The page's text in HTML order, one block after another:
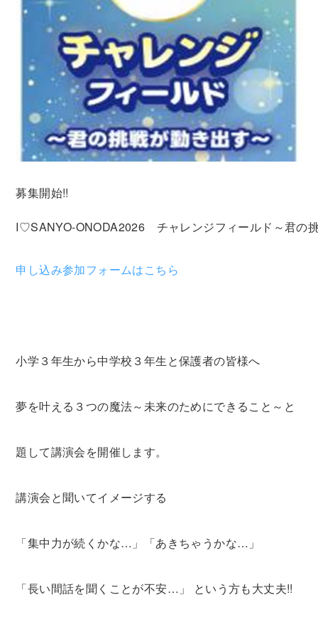
募集開始!!
I♡SANYO-ONODA2026　チャレンジフィールド～君の
申し込み参加フォームはこちら
小学３年生から中学校３年生と保護者の皆様へ
夢を叶える３つの魔法～未来のためにできること～と
題して講演会を開催します。
講演会と聞いてイメージする
「集中力が続くかな…」「あきちゃうかな…」
「長い間話を聞くことが不安…」 という方も大丈夫!!